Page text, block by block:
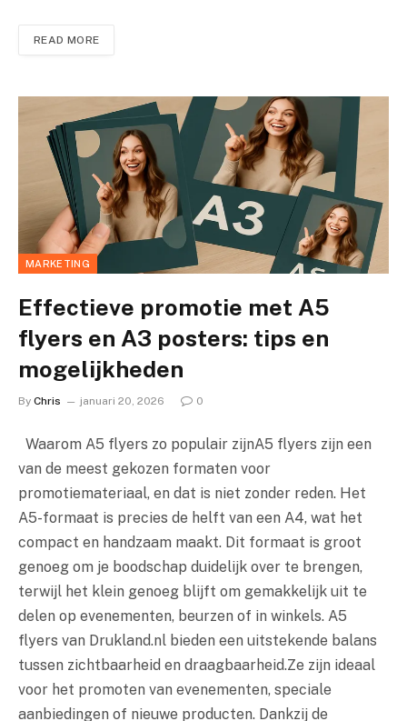
READ MORE
MARKETING
Effectieve promotie met A5
flyers en A3 posters: tips en
mogelijkheden
By Chris januari 20, 2026 0
Waarom A5 flyers zo populair zijnA5 flyers zijn een
van de meest gekozen formaten voor
promotiemateriaal, en dat is niet zonder reden. Het
A5-formaat is precies de helft van een A4, wat het
compact en handzaam maakt. Dit formaat is groot
genoeg om je boodschap duidelijk over te brengen,
terwijl het klein genoeg blijft om gemakkelijk uit te
delen op evenementen, beurzen of in winkels. A5
flyers van Drukland.nl bieden een uitstekende balans
tussen zichtbaarheid en draagbaarheid.Ze zijn ideaal
voor het promoten van evenementen, speciale
aanbiedingen of nieuwe producten. Dankzij de